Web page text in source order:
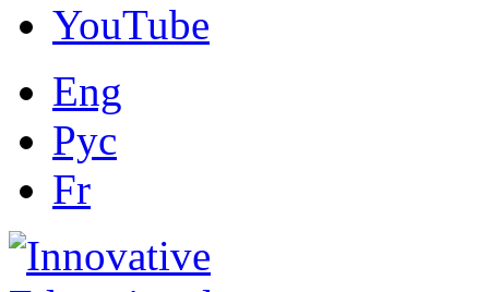
YouTube
Eng
Рус
Fr